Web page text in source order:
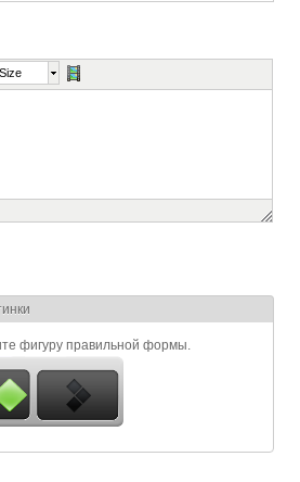
фигуру правильной формы.